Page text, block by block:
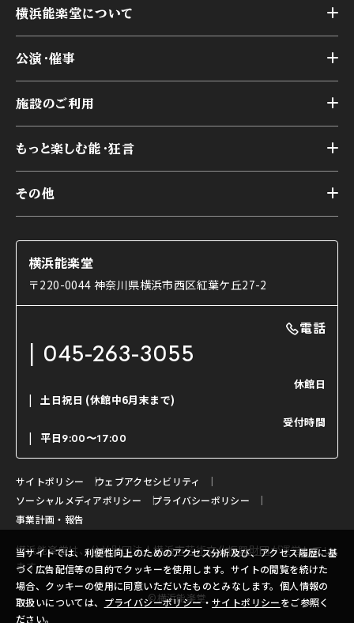
当サイトでは、利便性向上のためのアクセス分析及び、アクセス履歴に基
づく広告配信等の目的でクッキーを使用します。サイトの閲覧を続けた
場合、クッキーの使用に同意いただいたものとみなします。個人情報の
取扱いについては、 プライバシーポリシー・サイトポリシーをご参照く
ださい。
横浜能楽堂について
横浜能楽堂が取り組んだ事業
能舞台の歴史と特徴
様々なお客様に向けて
本舞台座席
交通アクセス
公演・催事
アーカイブ
施設のご利用
第二舞台
研修室
楽屋
ご利用の流れ
利用料金表
もっと楽しむ能・狂言
能舞台と演じ手
使用する道具
能・狂言の曲目説明
日本の古典芸能
その他
コラム
OTABISHO
チケット購入方法
ご寄附について
よくいただくご質問
お問い合わせ
横浜能楽堂
〒220-0044 神奈川県横浜市西区紅葉ケ丘27-2
電話
045-263-3055
休館日
土日祝日 (休館中6月末まで)
受付時間
平日9:00〜17:00
サイトポリシー
ウェブアクセシビリティ
ソーシャルメディアポリシー
プライバシーポリシー
事業計画・報告
横浜能楽堂は、公益財団法人横浜市芸術文化振興財団が運営してい
ます。
©横浜能楽堂